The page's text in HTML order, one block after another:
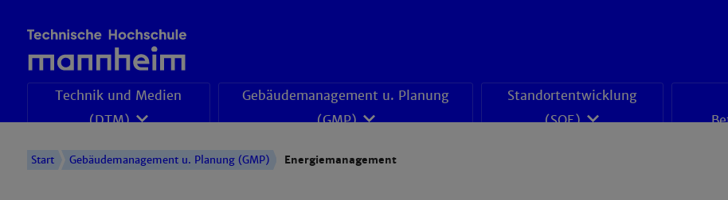
Technik und Medien
(DTM)
Gebäudemanagement u. Planung
(GMP)
Standortentwicklung
(SOE)
Start Gebäudemanagement u. Planung (GMP) Energiemanagement